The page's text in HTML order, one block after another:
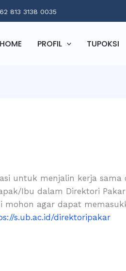
813 3138 0035
HOME PROFIL TUPOKSI
untuk menjalin kerja
Ibu dalam Direktori
mohon agar dapat
s.ub.ac.id/direktoripakar